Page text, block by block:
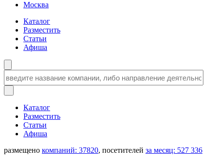
Москва
Каталог
Разместить
Статьи
Афиша
Каталог
Разместить
Статьи
Афиша
размещено компаний: 37820, посетителей за месяц: 527 336